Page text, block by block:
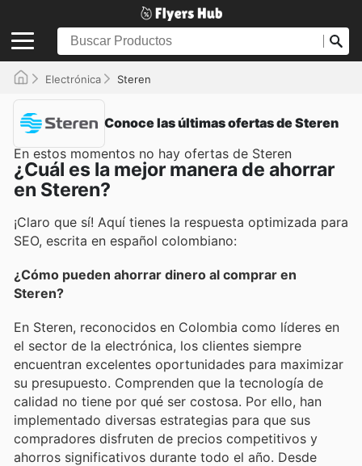
Electrónica Steren
Conoce las últimas ofertas de Steren
En estos momentos no hay ofertas de Steren
¿Cuál es la mejor manera de ahorrar
en Steren?
¡Claro que sí! Aquí tienes la respuesta optimizada para
SEO, escrita en español colombiano:
¿Cómo pueden ahorrar dinero al comprar en
Steren?
En Steren, reconocidos en Colombia como líderes en
el sector de la electrónica, los clientes siempre
encuentran excelentes oportunidades para maximizar
su presupuesto. Comprenden que la tecnología de
calidad no tiene por qué ser costosa. Por ello, han
implementado diversas estrategias para que sus
compradores disfruten de precios competitivos y
ahorros significativos durante todo el año. Desde